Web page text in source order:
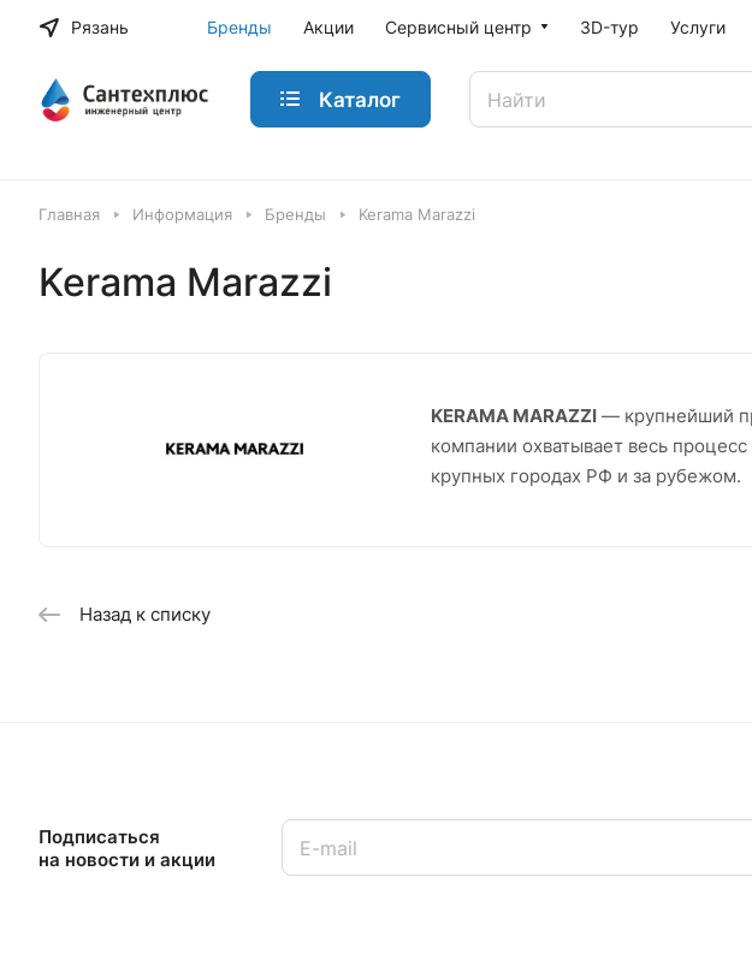
Рязань Бренды Акции Сервисный центр 3D-тур Услуги
Каталог
Главная Информация Бренды Kerama Marazzi
Kerama Marazzi
KERAMA MARAZZI — крупнейший
компании охватывает весь
крупных городах РФ и за рубежом.
Назад к списку
Подписаться
на новости и акции